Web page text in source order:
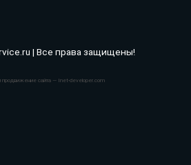
| Все права защищены!
продвижение сайта — Inet-developer.com